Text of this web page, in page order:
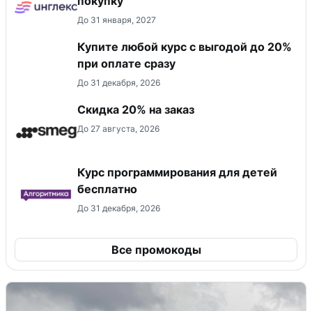
До 31 января, 2027
Купите любой курс с выгодой до 20%
при оплате сразу
До 31 декабря, 2026
Скидка 20% на заказ
До 27 августа, 2026
Курс программирования для детей
бесплатно
До 31 декабря, 2026
Все промокоды